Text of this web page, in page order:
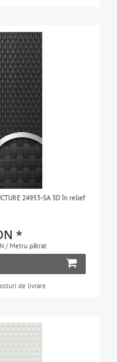
24953-SA 3D în relief
*
/ Metru pătrat
de livrare